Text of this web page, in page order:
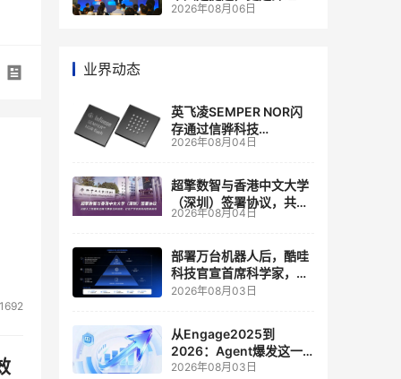
1692
账
2026年08月06日
业界动态
英飞凌SEMPER NOR闪
存通过信骅科技
AST2700 BMC认证，全
管理
2026年08月04日
超擎数智与香港中文大学
（深圳）签署协议，共建
人工智能和边缘计算联合
2026年08月04日
部署万台机器人后，酷哇
科技官宣首席科学家，要
让世界模型交付生产力
2026年08月03日
从Engage2025到
2026：Agent爆发这一
年，AI CRM 走到哪了
2026年08月03日